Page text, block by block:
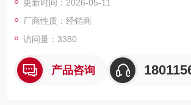
更新时间：2026-05-11
厂商性质：经销商
访问量：3380
产品咨询